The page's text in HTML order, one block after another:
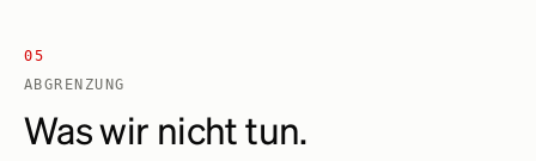
05
ABGRENZUNG
Was wir nicht tun.